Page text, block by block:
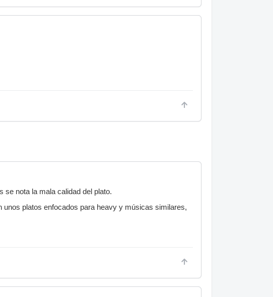
se nota la mala calidad del plato.
platos enfocados para heavy y músicas similares,